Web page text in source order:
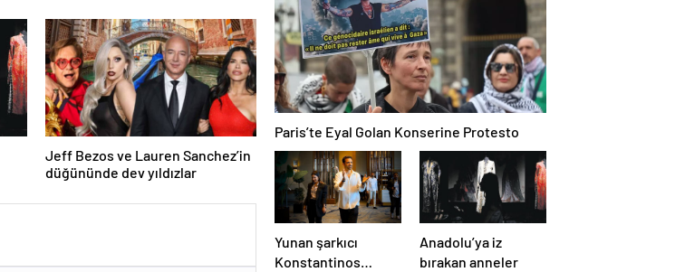
Jeff Bezos ve Lauren Sanchez’in
düğününde dev yıldızlar
Paris’te Eyal Golan Konserine Protesto
Yunan şarkıcı
Konstantinos
Anadolu’ya iz
bırakan anneler